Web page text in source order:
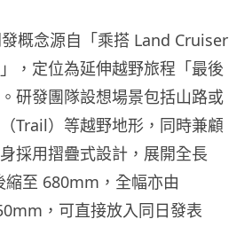
概念源自「乘搭 Land Cruiser
，定位為延伸越野旅程「最後
研發團隊設想場景包括山路或
Trail）等越野地形，同時兼顧
採用摺疊式設計，展開全長
至 680mm，全幅亦由
，可直接放入同日發表